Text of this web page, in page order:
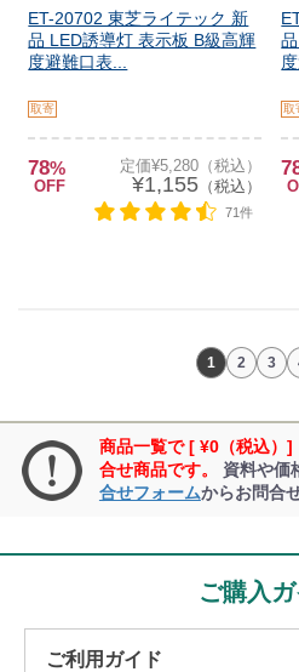
ET-20702 東芝ライテック 新
品 LED誘導灯 表示板 B級高輝
度避難口表...
取寄
78%
OFF
定価¥5,280（税込）
¥1,155（税込）
71件
取
1 2 3
商品一覧で [ ¥0（税込）]
合せ商品です。
資料や価
合せフォームからお問合
ご購入
ご利用ガイド